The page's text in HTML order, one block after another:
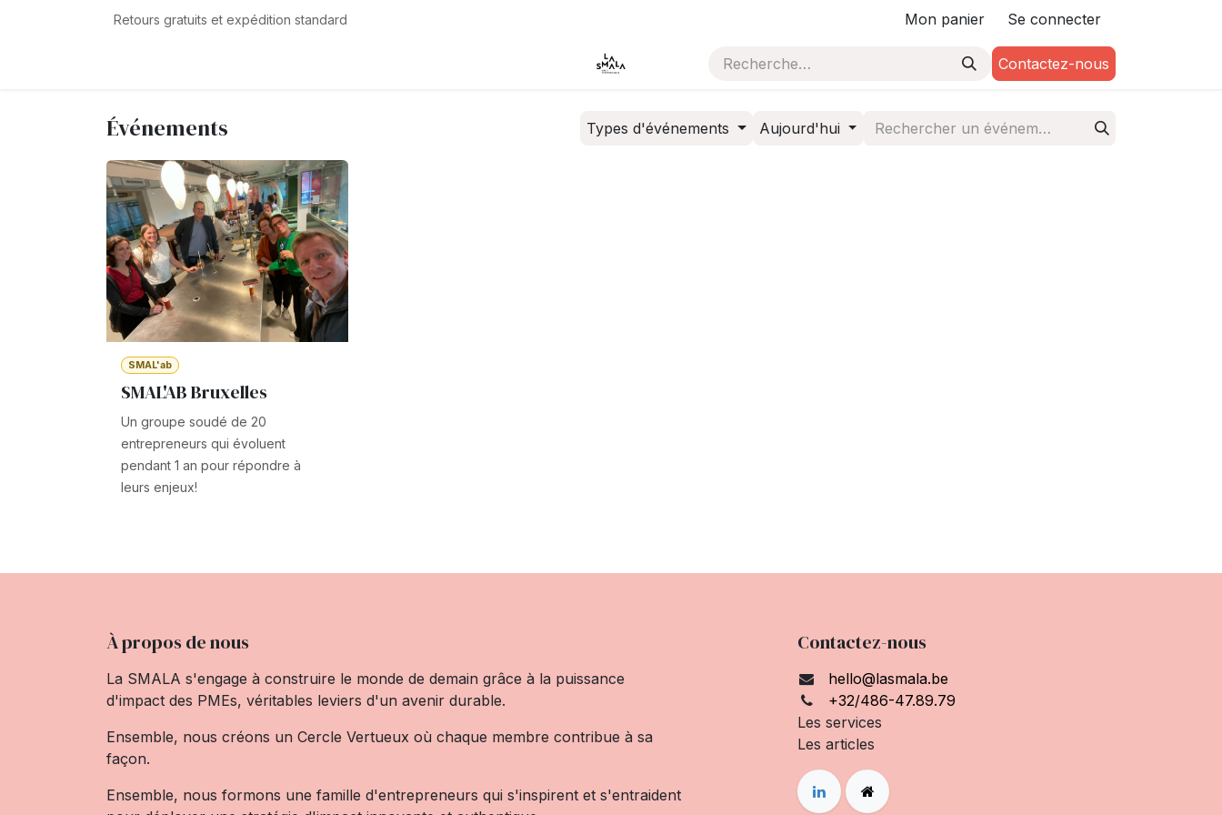
Se rendre au contenuRetours gratuits et expédition standard Mon panier Se connecter
Thème de l'année Contactez-nous
Événements Types d'événements Aujourd'hui
SMAL'ab
SMAL'AB Bruxelles
Un groupe soudé de 20
entrepreneurs qui évoluent
pendant 1 an pour répondre à
leurs enjeux!
À propos de nous
La SMALA s'engage à construire le monde de demain grâce à la puissance
d'impact des PMEs, véritables leviers d'un avenir durable.
Ensemble, nous créons un Cercle Vertueux où chaque membre contribue à sa
façon.
Ensemble, nous formons une famille d'entrepreneurs qui s'inspirent et s'entraident
Contactez-nous
hello@lasmala.be
+32/486-47.89.79
Les services
Les articles